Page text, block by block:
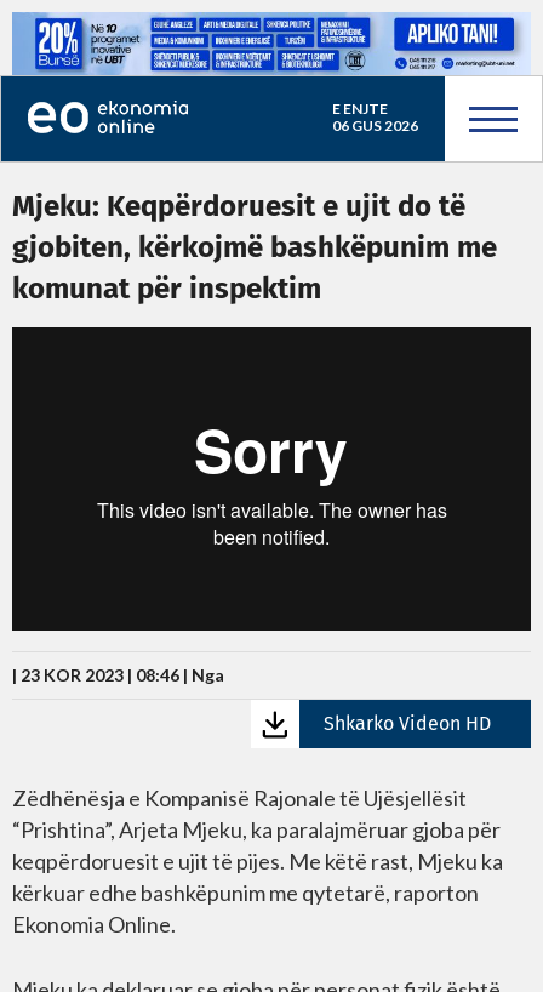
E ENJTE
06 GUS 2026
Mjeku: Keqpërdoruesit e ujit do të
gjobiten, kërkojmë bashkëpunim me
komunat për inspektim
| 23 KOR 2023 | 08:46 | Nga
Shkarko Videon HD
Zëdhënësja e Kompanisë Rajonale të Ujësjellësit
“Prishtina”, Arjeta Mjeku, ka paralajmëruar gjoba për
keqpërdoruesit e ujit të pijes. Me këtë rast, Mjeku ka
kërkuar edhe bashkëpunim me qytetarë, raporton
Ekonomia Online.